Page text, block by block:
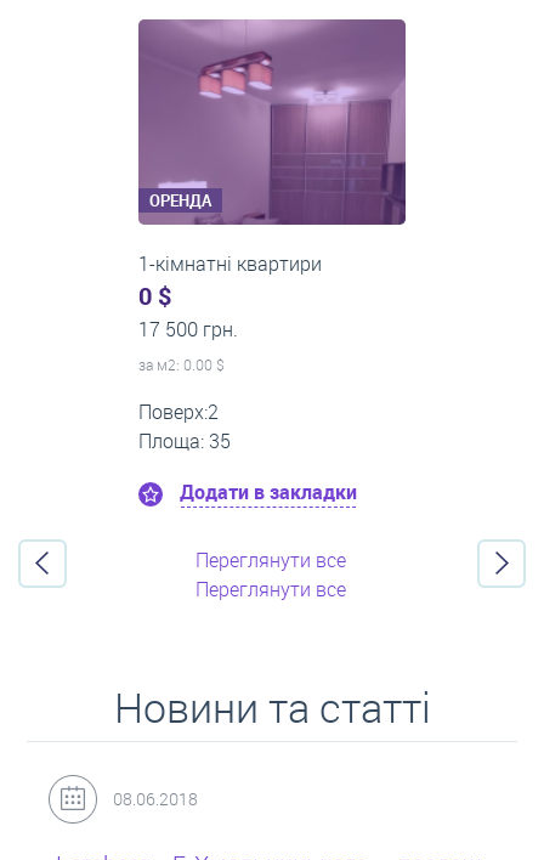
ОРЕНДА
3-кімнатні квартири
500 $
0 грн.
за м2: 8.33 $
Поверх:3
Площа: 60
Додати в закладки
Переглянути все
Переглянути все
Новини та статті
31.05.2018